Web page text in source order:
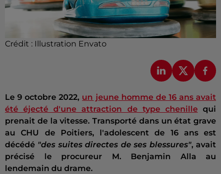
Crédit : Illustration Envato
Le 9 octobre 2022, un jeune homme de 16 ans avait
été éjecté d'une attraction de type chenillequi
prenait de la vitesse. Transporté dans un état grave
au CHU de Poitiers, l'adolescent de 16 ans est
décédé "des suites directes de ses blessures", avait
précisé le procureur M. Benjamin Alla au
lendemain du drame.